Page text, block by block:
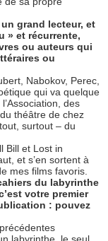
grand lecteur, et
» et récurrente,
ou auteurs qui
ou
Nabokov, Perec,
qui va quelque
des
théâtre de chez
surtout – du
Bill et Lost in
et s’en sortent à
mes films favoris.
du labyrinthe
votre premier
: pouvez